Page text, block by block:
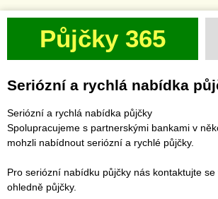
Půjčky 365
Seriózní a rychlá nabídka
Seriózní a rychlá nabídka půjčky
Spolupracujeme s partnerskými bankami v
mohzli nabídnout seriózní a rychlé půjčky.
Pro seriózní nabídku půjčky nás kontaktujte
ohledně půjčky.